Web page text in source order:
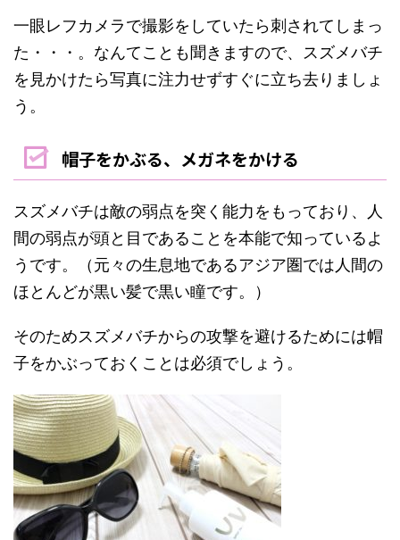
一眼レフカメラで撮影をしていたら刺されてしまっ
た・・・。なんてことも聞きますので、スズメバチ
を見かけたら写真に注力せずすぐに立ち去りましょ
う。
帽子をかぶる、メガネをかける
スズメバチは敵の弱点を突く能力をもっており、人
間の弱点が頭と目であることを本能で知っているよ
うです。（元々の生息地であるアジア圏では人間の
ほとんどが黒い髪で黒い瞳です。）
そのためスズメバチからの攻撃を避けるためには帽
子をかぶっておくことは必須でしょう。